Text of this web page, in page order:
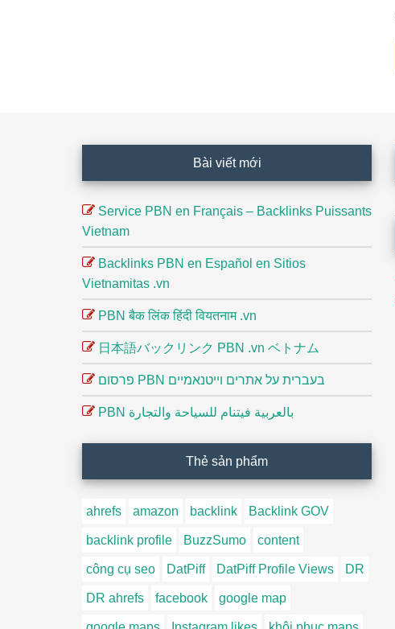
Bài viết mới
Service PBN en Français – Backlinks Puissants
Vietnam
Backlinks PBN en Español en Sitios
Vietnamitas .vn
PBN बैक लिंक हिंदी वियतनाम .vn
日本語バックリンク PBN .vn ベトナム
פרסום PBN בעברית על אתרים וייטנאמיים
PBN بالعربية فيتنام للسياحة والتجارة
Thẻ sản phẩm
ahrefs amazon backlink Backlink GOV
backlink profile BuzzSumo content
công cụ seo DatPiff DatPiff Profile Views DR
DR ahrefs facebook google map